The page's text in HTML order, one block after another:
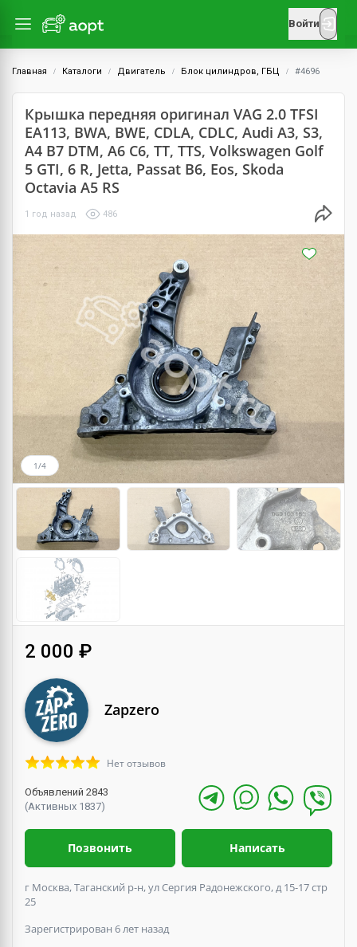
Войти
Главная Каталоги Двигатель Блок цилиндров, ГБЦ #4696
Крышка передняя оригинал VAG 2.0 TFSI
EA113, BWA, BWE, CDLA, CDLC, Audi A3, S3,
A4 B7 DTM, A6 C6, TT, TTS, Volkswagen Golf
5 GTI, 6 R, Jetta, Passat B6, Eos, Skoda
Octavia A5 RS
1 год назад 486
1/4
2 000 ₽
Zapzero
Нет отзывов
Объявлений 2843
(Активных 1837)
Позвонить Написать
г Москва, Таганский р-н, ул Сергия Радонежского, д 15-17 стр
25
Зарегистрирован 6 лет назад